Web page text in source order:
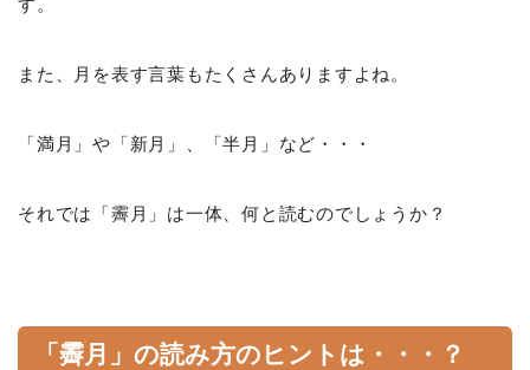
す。
また、月を表す言葉もたくさんありますよね。
「満月」や「新月」、「半月」など・・・
それでは「霽月」は一体、何と読むのでしょうか？
「霽月」の読み方のヒントは・・・？